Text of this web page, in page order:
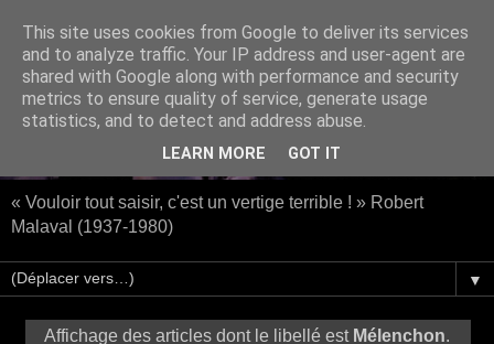
« Vouloir tout saisir, c'est un vertige terrible ! » Robert
Malaval (1937-1980)
▼
Affichage des articles dont le libellé est Mélenchon.
This site uses cookies from Google to deliver its services
and to analyze traffic. Your IP address and user-agent are
shared with Google along with performance and security
metrics to ensure quality of service, generate usage
statistics, and to detect and address abuse.
LEARN MORE GOT IT